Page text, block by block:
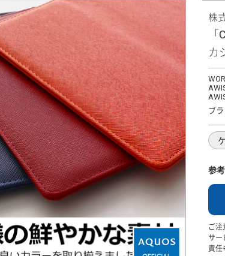
株
カ
ブ
参
ご
サー
責任